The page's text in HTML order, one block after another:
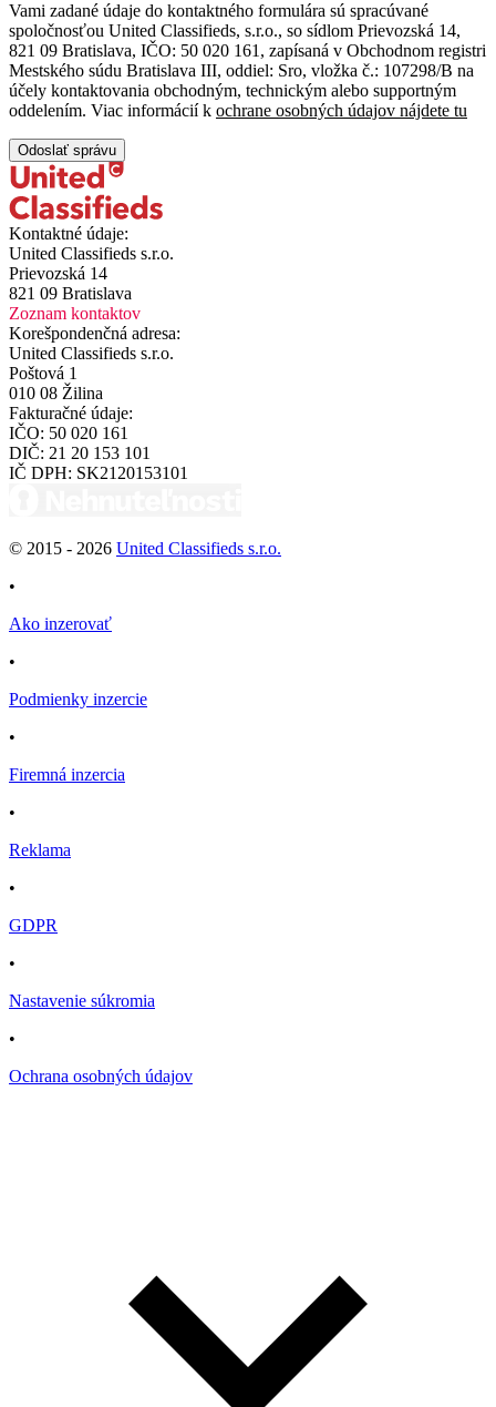
Vami zadané údaje do kontaktného formulára sú spracúvané
spoločnosťou United Classifieds, s.r.o., so sídlom Prievozská 14,
821 09 Bratislava, IČO: 50 020 161, zapísaná v Obchodnom registri
Mestského súdu Bratislava III, oddiel: Sro, vložka č.: 107298/B na
účely kontaktovania obchodným, technickým alebo supportným
oddelením. Viac informácií k ochrane osobných údajov nájdete tu
Odoslať správu
Kontaktné údaje:
United Classifieds s.r.o.
Prievozská 14
821 09 Bratislava
Zoznam kontaktov
Korešpondenčná adresa:
United Classifieds s.r.o.
Poštová 1
010 08 Žilina
Fakturačné údaje:
IČO: 50 020 161
DIČ: 21 20 153 101
IČ DPH: SK2120153101
© 2015 - 2026 United Classifieds s.r.o.
•
Ako inzerovať
•
Podmienky inzercie
•
Firemná inzercia
•
Reklama
•
GDPR
•
Nastavenie súkromia
•
Ochrana osobných údajov